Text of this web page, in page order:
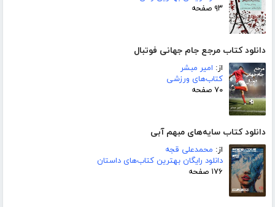
۹۳ صفحه
دانلود کتاب مرجع جام جهانی فوتبال
از: امیر مبشر
کتاب‌های ورزشی
۷۰ صفحه
دانلود کتاب سایه‌های مبهم آبی
از: محمدعلی قجه
دانلود رایگان بهترین کتاب‌های داستان
۱۷۶ صفحه